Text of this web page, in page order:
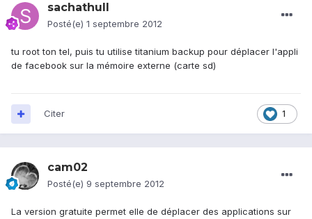
sachathull
Posté(e) 1 septembre 2012
tu root ton tel, puis tu utilise titanium backup pour déplacer l'appli
de facebook sur la mémoire externe (carte sd)
1
Citer
cam02
Posté(e) 9 septembre 2012
La version gratuite permet elle de déplacer des applications sur